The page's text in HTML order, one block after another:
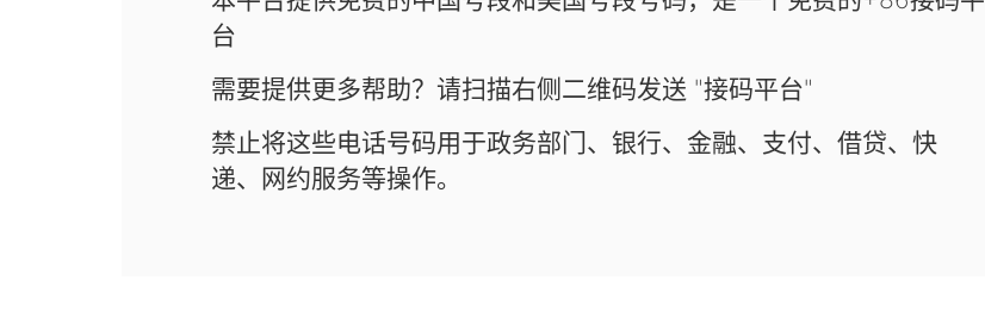
台
需要提供更多帮助？请扫描右侧二维码发送 "接码平台"
禁止将这些电话号码用于政务部门、银行、金融、支付、借贷、快
递、网约服务等操作。